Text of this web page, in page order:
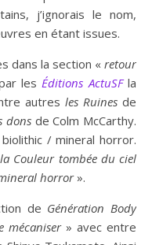
j’ignorais le nom,
en étant issues.
dans la section « retour
lesÉditions ActuSFla
autres les Ruinesde
dons de Colm McCarthy.
/ mineral horror.
Couleur tombée du ciel
horror ».
de Génération Body
mécaniser» avec entre